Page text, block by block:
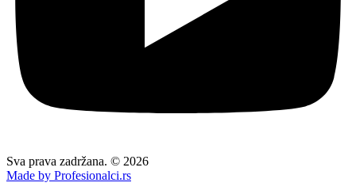
Sva prava zadržana. © 2026
Made by Profesionalci.rs